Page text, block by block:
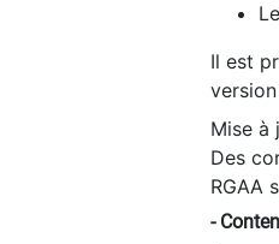
Il est
Mise à
Des
RGAA
-